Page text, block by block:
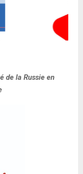
de la Russie en